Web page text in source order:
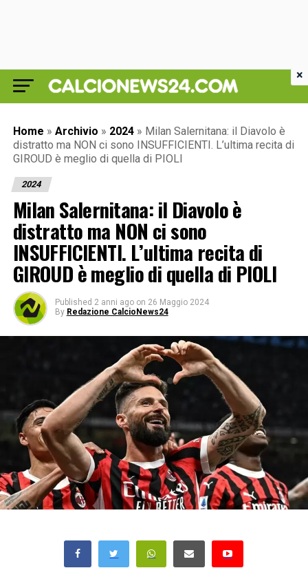
Home » Archivio » 2024 » Milan Salernitana: il Diavolo è
distratto ma NON ci sono INSUFFICIENTI. L’ultima recita di
GIROUD è meglio di quella di PIOLI
2024
Milan Salernitana: il Diavolo è
distratto ma NON ci sono
INSUFFICIENTI. L’ultima recita di
GIROUD è meglio di quella di PIOLI
Published 2 anni ago on 26 Maggio 2024
By Redazione CalcioNews24
×